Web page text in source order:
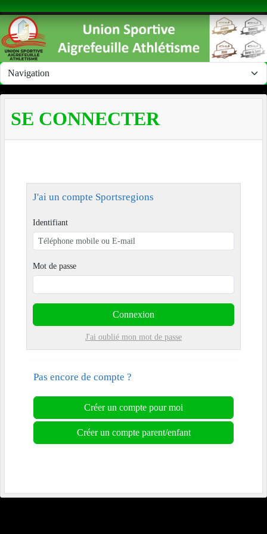
SE CONNECTER
J'ai un compte Sportsregions
Identifiant
Mot de passe
Connexion
J'ai oublié mon mot de passe
Pas encore de compte ?
Créer un compte pour moi
Créer un compte parent/enfant